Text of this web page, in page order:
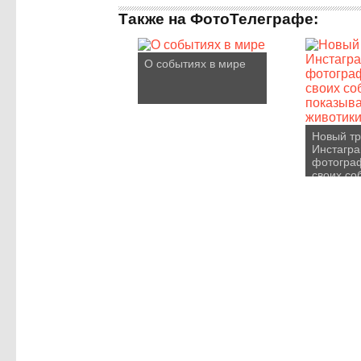
Также на ФотоТелеграфе:
О событиях в мире
Новый
своих